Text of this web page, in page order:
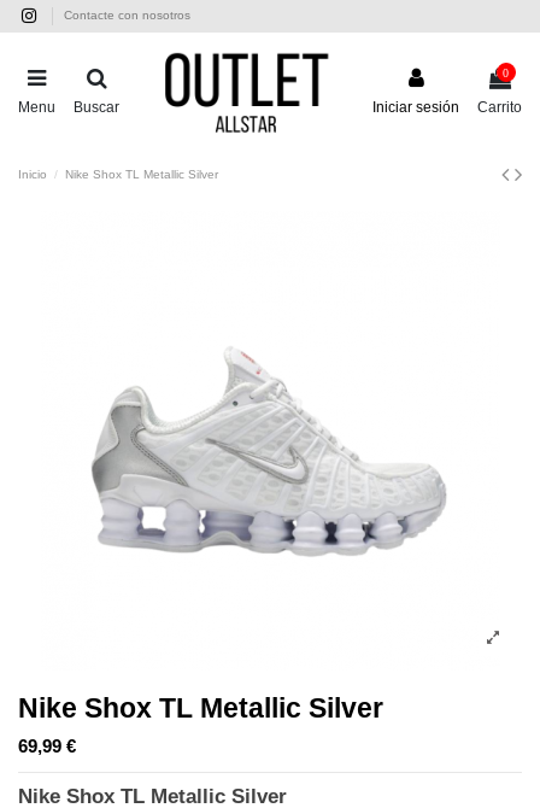
Contacte con nosotros
Menu Buscar Iniciar sesión
0
Carrito
Inicio Nike Shox TL Metallic Silver
Nike Shox TL Metallic Silver
69,99 €
Nike Shox TL Metallic Silver